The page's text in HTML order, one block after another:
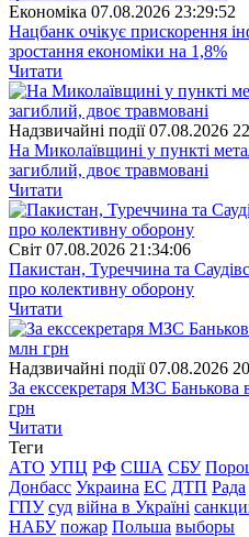
Економіка 07.08.2026 23:29:52
Нацбанк очікує прискорення
зростання економіки на 1,8%
Читати
Надзвичайні події 07.08.2026
На Миколаївщині у пункті
загиблий, двоє травмовані
Читати
Свiт 07.08.2026 21:34:06
Пакистан, Туреччина та
про колективну оборону
Читати
Надзвичайні події 07.08.2026
За екссекретаря МЗС Банькова
грн
Читати
Теги
АТО УПЦ РФ США СБУ
Донбасс Украина ЕС ДТП Рада
ГПУ суд війна в Україні
НАБУ пожар Польша выборы